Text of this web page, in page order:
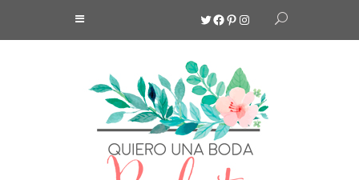
Twitter
Facebook
Pinterest
Instagram